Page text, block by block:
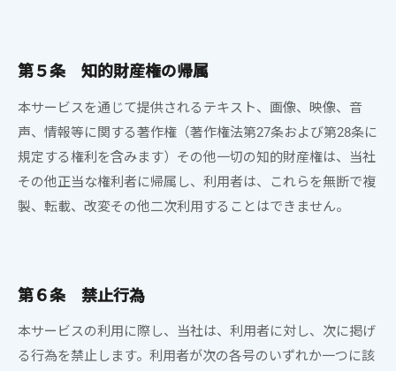
第５条 知的財産権の帰属
本サービスを通じて提供されるテキスト、画像、映像、音
声、情報等に関する著作権（著作権法第27条および第28条に
規定する権利を含みます）その他一切の知的財産権は、
当社
その他正当な権利者に帰属し、利用者は、これらを無断で複
製、転載、改変その他二次利用することはできません。
第６条 禁止行為
本サービスの利用に際し、 当社は、利用者に対し、次に掲げ
る行為を禁止します。利用者が次の各号のいずれか一つに該